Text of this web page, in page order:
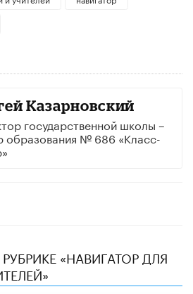
Казарновский
государственной школы –
образования № 686 «Класс-
«НАВИГАТОР ДЛЯ